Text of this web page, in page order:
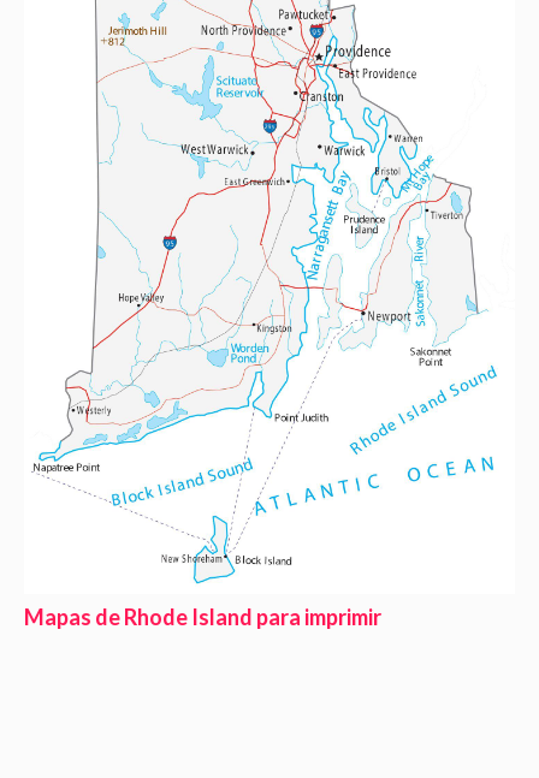
Mapas de Rhode Island para imprimir